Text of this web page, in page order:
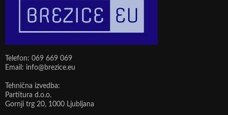
Telefon: 069 669 069
Email: info@brezice.eu
Tehnična izvedba:
Partitura d.o.o.
Gornji trg 20, 1000 Ljubljana